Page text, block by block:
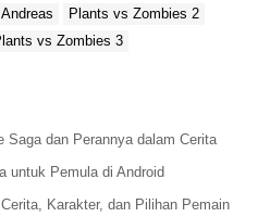
Mod Car Parking
spesial dari versi ori yang biasa
pusing mikirin uang atau bahan
bisa download Car Parking
.
Plants vs Zombies 2
vs Zombies 3
Saga dan Perannya dalam Cerita
untuk Pemula di Android
Karakter, dan Pilihan Pemain